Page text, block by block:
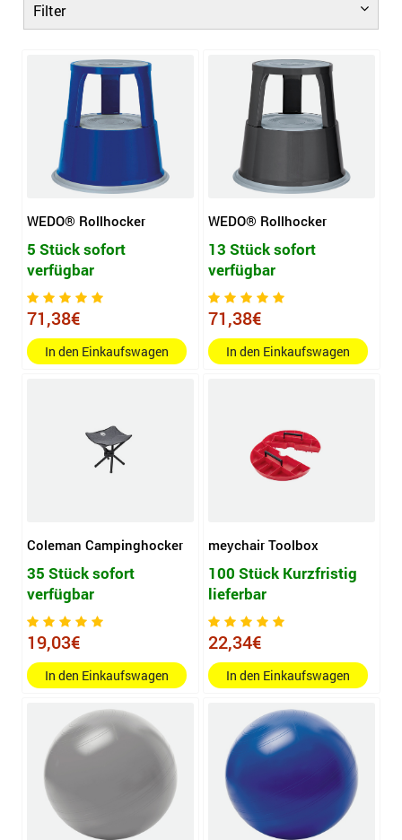
Filter
WEDO® Rollhocker
5 Stück sofort
verfügbar
71,38€
In den Einkaufswagen
WEDO® Rollhocker
13 Stück sofort
verfügbar
71,38€
In den Einkaufswagen
Coleman Campinghocker
35 Stück sofort
verfügbar
19,03€
In den Einkaufswagen
meychair Toolbox
100 Stück Kurzfristig
lieferbar
22,34€
In den Einkaufswagen